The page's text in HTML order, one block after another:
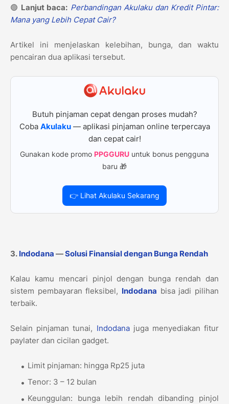
🟢 Lanjut baca: Perbandingan Akulaku dan Kredit Pintar:
Mana yang Lebih Cepat Cair?
Artikel ini menjelaskan kelebihan, bunga, dan waktu
pencairan dua aplikasi tersebut.
Butuh pinjaman cepat dengan proses mudah?
Coba Akulaku— aplikasi pinjaman online terpercaya
dan cepat cair!
Gunakan kode promo PPGGURU untuk bonus pengguna
baru 🎁
👉 Lihat Akulaku Sekarang
3. Indodana —Solusi Finansial dengan Bunga Rendah
Kalau kamu mencari pinjol dengan bunga rendah dan
sistem pembayaran fleksibel, Indodana bisa jadi pilihan
terbaik.
Selain pinjaman tunai, Indodanajuga menyediakan fitur
paylater dan cicilan gadget.
Limit pinjaman: hingga Rp25 juta
Tenor: 3 – 12 bulan
Keunggulan: bunga lebih rendah dibanding pinjol